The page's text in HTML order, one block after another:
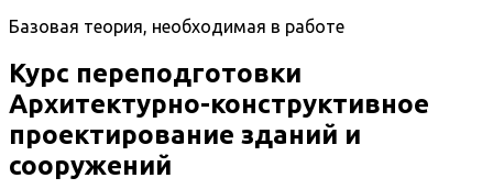
Базовая теория, необходимая в работе
Курс переподготовки
Архитектурно-конструктивное
проектирование зданий и
сооружений